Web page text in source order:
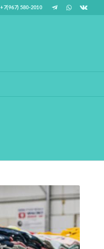
+7(967) 580-2010